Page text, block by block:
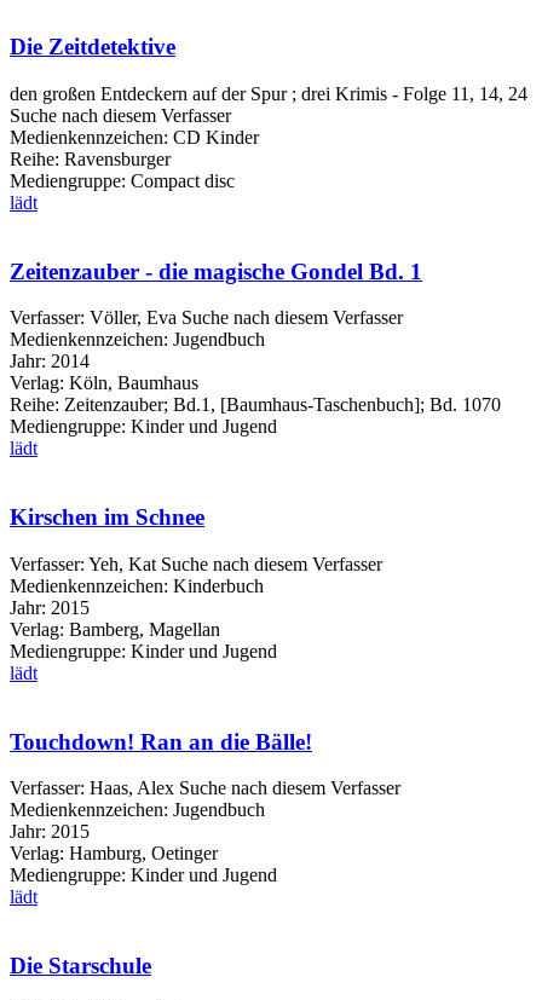
Die Zeitdetektive
den großen Entdeckern auf der Spur ; drei Krimis - Folge 11, 14, 24
Suche nach diesem Verfasser
Medienkennzeichen: CD Kinder
Reihe: Ravensburger
Mediengruppe: Compact disc
lädt
Zeitenzauber - die magische Gondel Bd. 1
Verfasser: Völler, Eva Suche nach diesem Verfasser
Medienkennzeichen: Jugendbuch
Jahr: 2014
Verlag: Köln, Baumhaus
Reihe: Zeitenzauber; Bd.1, [Baumhaus-Taschenbuch]; Bd. 1070
Mediengruppe: Kinder und Jugend
lädt
Kirschen im Schnee
Verfasser: Yeh, Kat Suche nach diesem Verfasser
Medienkennzeichen: Kinderbuch
Jahr: 2015
Verlag: Bamberg, Magellan
Mediengruppe: Kinder und Jugend
lädt
Touchdown! Ran an die Bälle!
Verfasser: Haas, Alex Suche nach diesem Verfasser
Medienkennzeichen: Jugendbuch
Jahr: 2015
Verlag: Hamburg, Oetinger
Mediengruppe: Kinder und Jugend
lädt
Die Starschule